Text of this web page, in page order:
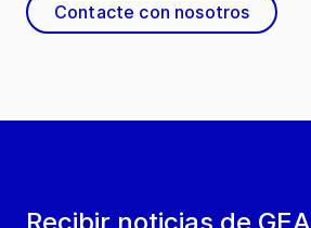
Contacte con nosotros